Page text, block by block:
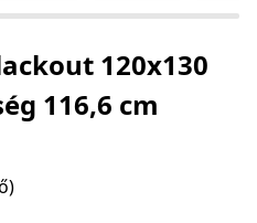
120x130
116,6 cm